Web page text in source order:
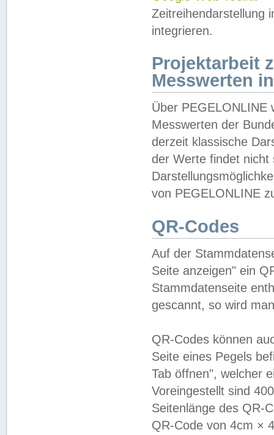
Zeitreihendarstellung
integrieren.
Projektarbeit
Messwerten
Über PEGELONLINE
Messwerten der
derzeit klassische
der Werte findet
von PEGELONLINE
QR-Codes
Auf der
Seite anzeigen" ein
Stammdatenseite
gescannt, so wird
QR-Codes können
Seite eines Pegels
Tab öffnen", welcher
Voreingestellt sind
Seitenlänge des QR-
QR-Code von 4cm ×